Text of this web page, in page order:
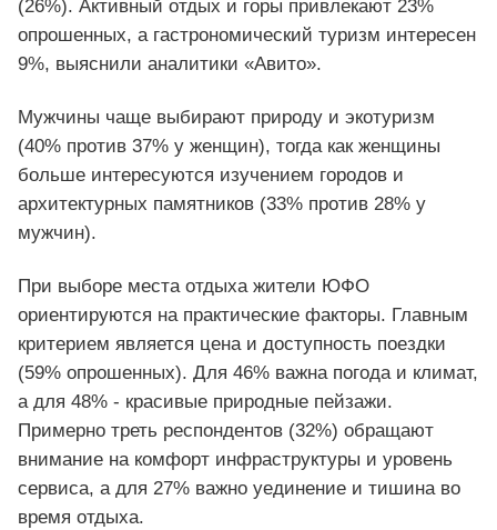
(26%). Активный отдых и горы привлекают 23%
опрошенных, а гастрономический туризм интересен
9%, выяснили аналитики «Авито».
Мужчины чаще выбирают природу и экотуризм
(40% против 37% у женщин), тогда как женщины
больше интересуются изучением городов и
архитектурных памятников (33% против 28% у
мужчин).
При выборе места отдыха жители ЮФО
ориентируются на практические факторы. Главным
критерием является цена и доступность поездки
(59% опрошенных). Для 46% важна погода и климат,
а для 48% - красивые природные пейзажи.
Примерно треть респондентов (32%) обращают
внимание на комфорт инфраструктуры и уровень
сервиса, а для 27% важно уединение и тишина во
время отдыха.